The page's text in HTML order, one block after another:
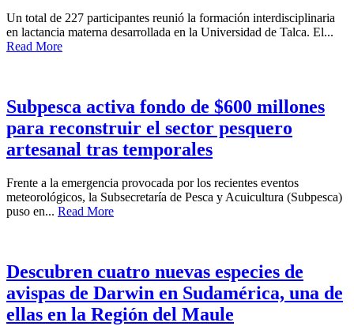
Un total de 227 participantes reunió la formación interdisciplinaria
en lactancia materna desarrollada en la Universidad de Talca. El...
Read More
Subpesca activa fondo de $600 millones
para reconstruir el sector pesquero
artesanal tras temporales
Frente a la emergencia provocada por los recientes eventos
meteorológicos, la Subsecretaría de Pesca y Acuicultura (Subpesca)
puso en... Read More
Descubren cuatro nuevas especies de
avispas de Darwin en Sudamérica, una de
ellas en la Región del Maule